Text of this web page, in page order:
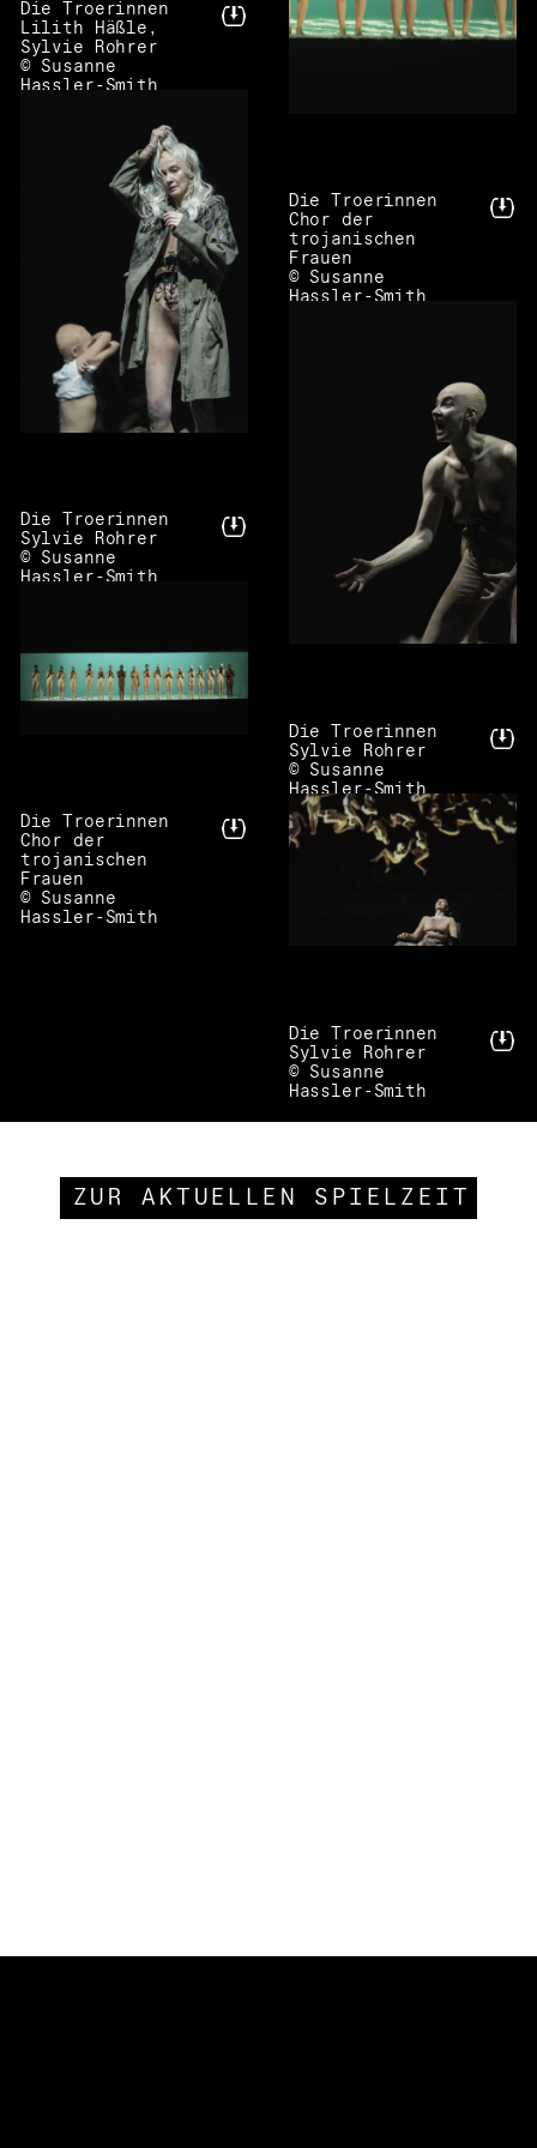
Die Troerinnen
Lilith Häßle,
Sylvie Rohrer
© Susanne
Hassler-Smith
Die Troerinnen
Chor der
trojanischen
Frauen
© Susanne
Hassler-Smith
Die Troerinnen
Sylvie Rohrer
© Susanne
Hassler-Smith
Die Troerinnen
Sylvie Rohrer
© Susanne
Hassler-Smith
Die Troerinnen
Chor der
trojanischen
Frauen
© Susanne
Hassler-Smith
Die Troerinnen
Sylvie Rohrer
© Susanne
Hassler-Smith
ZUR AKTUELLEN SPIELZEIT